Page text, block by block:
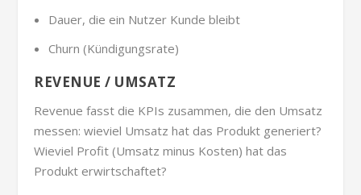
Dauer, die ein Nutzer Kunde bleibt
Churn (Kündigungsrate)
REVENUE / UMSATZ
Revenue fasst die KPIs zusammen, die den Umsatz
messen: wieviel Umsatz hat das Produkt generiert?
Wieviel Profit (Umsatz minus Kosten) hat das
Produkt erwirtschaftet?